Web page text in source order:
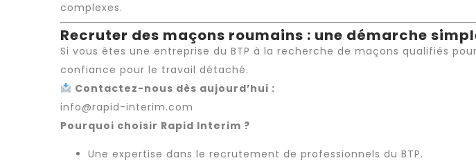
complexes.
Recruter des maçons roumains : une démarche
Si vous êtes une entreprise du BTP à la recherche de maçons qualifiés
confiance pour le travail détaché.
Contactez-nous dès aujourd’hui :
info@rapid-interim.com
Pourquoi choisir Rapid Interim ?
Une expertise dans le recrutement de professionnels du BTP.